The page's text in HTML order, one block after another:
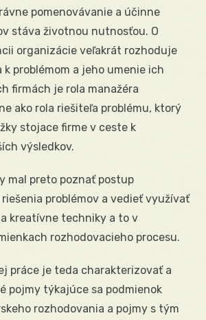
pomenovávanie a účinne
stáva životnou nutnosťou. O
organizácie veľakrát rozhoduje
k problémom a jeho umenie ich
firmách je rola manažéra
ako rola riešiteľa problému, ktorý
stojace firme v ceste k
výsledkov.
mal preto poznať postup
problémov a vedieť využívať
kreatívne techniky a to v
rozhodovacieho procesu.
práce je teda charakterizovať a
pojmy týkajúce sa podmienok
rozhodovania a pojmy s tým